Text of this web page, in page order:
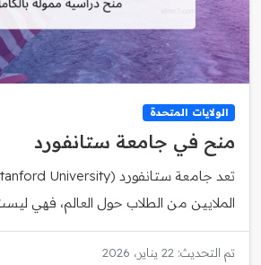
الولايات المتحدة
منح في جامعة ستانفورد
الملايين من الطلاب حول العالم، فهي
تم التحديث: 22 يناير، 2026